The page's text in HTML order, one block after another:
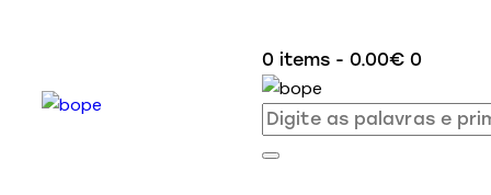
0 items - 0.00€ 0